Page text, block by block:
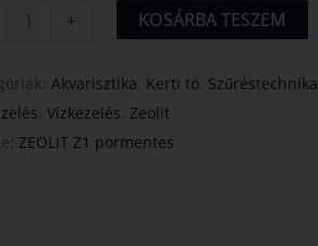
+ KOSÁRBA TESZEM
Akvarisztika, Kerti tó, Szűréstechnika
,Vízkezelés, Zeolit
ZEOLIT Z1 pormentes